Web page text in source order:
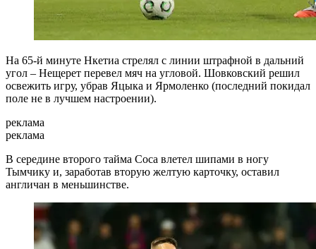
На 65-й минуте Нкетиа стрелял с линии штрафной в дальний
угол – Нещерет перевел мяч на угловой. Шовковский решил
освежить игру, убрав Яцыка и Ярмоленко (последний покидал
поле не в лучшем настроении).
реклама
реклама
В середине второго тайма Соса влетел шипами в ногу
Тымчику и, заработав вторую желтую карточку, оставил
англичан в меньшинстве.